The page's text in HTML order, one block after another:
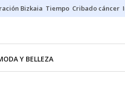
Bizkaia Tiempo Cribado cáncer
Y BELLEZA